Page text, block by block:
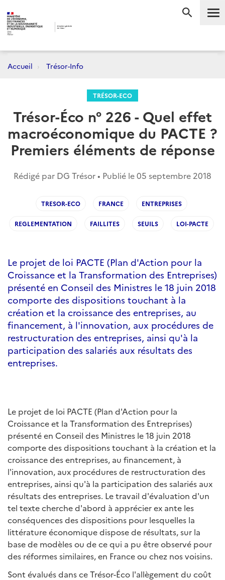
Accueil Trésor-Info
TRÉSOR-ECO
Trésor-Éco n° 226 - Quel effet
macroéconomique du PACTE ?
Premiers éléments de réponse
Rédigé par DG Trésor • Publié le05 septembre 2018
TRESOR-ECO FRANCE ENTREPRISES
REGLEMENTATION FAILLITES SEUILS LOI-PACTE
Le projet de loi PACTE (Plan d'Action pour la
Croissance et la Transformation des Entreprises)
présenté en Conseil des Ministres le 18 juin 2018
comporte des dispositions touchant à la
création et la croissance des entreprises, au
financement, à l'innovation, aux procédures de
restructuration des entreprises, ainsi qu'à la
participation des salariés aux résultats des
entreprises.
Le projet de loi PACTE (Plan d'Action pour la
Croissance et la Transformation des Entreprises)
présenté en Conseil des Ministres le 18 juin 2018
comporte des dispositions touchant à la création et la
croissance des entreprises, au financement, à
l'innovation, aux procédures de restructuration des
entreprises, ainsi qu'à la participation des salariés aux
résultats des entreprises. Le travail d'évaluation d'un
tel texte cherche d'abord à apprécier ex ante les
conséquences des dispositions pour lesquelles la
littérature économique dispose de résultats, sur la
base de modèles ou de ce qui a pu être observé pour
des réformes similaires, en France ou chez nos voisins.
Sont évalués dans ce Trésor-Éco l'allègement du coût